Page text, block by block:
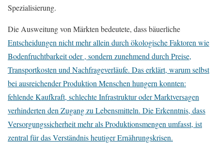
Spezialisierung.
Die Ausweitung von Märkten bedeutete, dass bäuerliche
Entscheidungen nicht mehr allein durch ökologische Faktoren wie
Bodenfruchtbarkeit oder , sondern zunehmend durch Preise,
Transportkosten und Nachfrageverläufe. Das erklärt, warum selbst
bei ausreichender Produktion Menschen hungern konnten:
fehlende Kaufkraft, schlechte Infrastruktur oder Marktversagen
verhinderten den Zugang zu Lebensmitteln. Die Erkenntnis, dass
Versorgungssicherheit mehr als Produktionsmengen umfasst, ist
zentral für das Verständnis heutiger Ernährungskrisen.